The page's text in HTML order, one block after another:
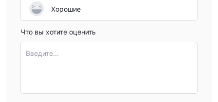
Хорошие
Что вы хотите оценить
Введите...